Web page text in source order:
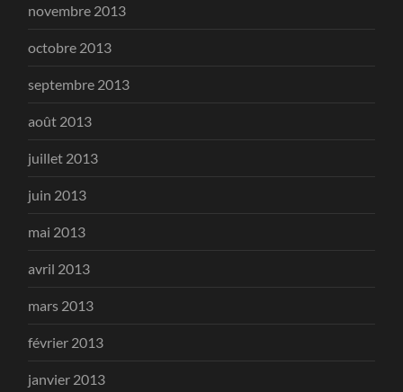
novembre 2013
octobre 2013
septembre 2013
août 2013
juillet 2013
juin 2013
mai 2013
avril 2013
mars 2013
février 2013
janvier 2013